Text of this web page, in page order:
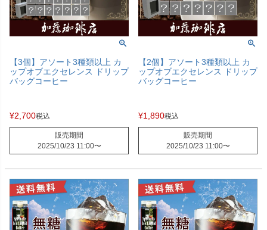
【3個】アソート3種類以上 カ
ップオブエクセレンス ドリップ
バッグコーヒー
¥2,700税込
販売期間
2025/10/23 11:00〜
【2個】アソート3種類以上 カ
ップオブエクセレンス ドリップ
バッグコーヒー
¥1,890税込
販売期間
2025/10/23 11:00〜